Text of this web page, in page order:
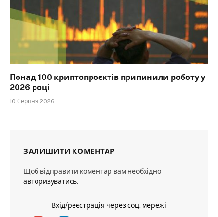
Понад 100 криптопроєктів припинили роботу у
2026 році
10 Серпня 2026
ЗАЛИШИТИ КОМЕНТАР
Щоб відправити коментар вам необхідно
авторизуватись.
Вхід/реєстрація через соц. мережі